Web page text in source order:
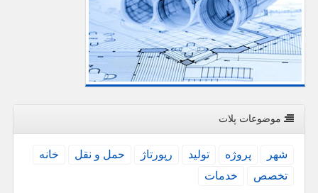
موضوعات پلات
شهر پروژه تولید رپورتاژ حمل و نقل
خانه
تخصص
خدمات